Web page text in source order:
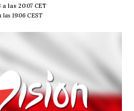
a las 20:07 CET
19:06 CEST